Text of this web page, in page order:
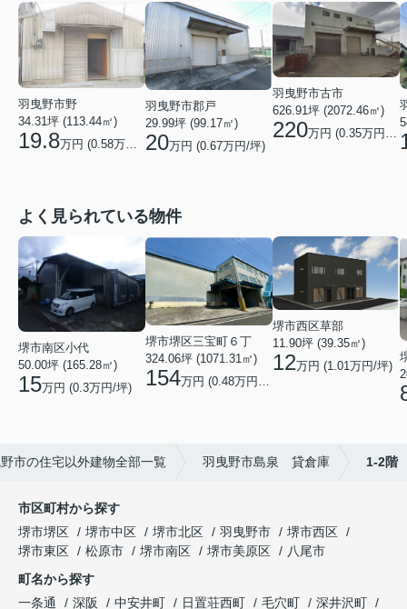
羽曳野市野
34.31坪 (113.44㎡)
19.8万円 (0.58万円/坪)
羽曳野市郡戸
29.99坪 (99.17㎡)
20万円 (0.67万円/坪)
羽曳野市古市
626.91坪 (2072.46㎡)
220万円 (0.35万円/坪)
よく見られている物件
堺市南区小代
50.00坪 (165.28㎡)
15万円 (0.3万円/坪)
堺市堺区三宝町６丁
324.06坪 (1071.31㎡)
154万円 (0.48万円/坪)
堺市西区草部
11.90坪 (39.35㎡)
12万円 (1.01万円/坪)
市の住宅以外建物全部一覧 羽曳野市島泉 貸倉庫 1-2階
市区町村から探す
堺市堺区
堺市中区 堺市北区 羽曳野市
堺市西区
堺市東区
松原市 堺市南区 堺市美原区
八尾市
町名から探す
一条通
深阪 中安井町 日置荘西町 毛穴町
深井沢町